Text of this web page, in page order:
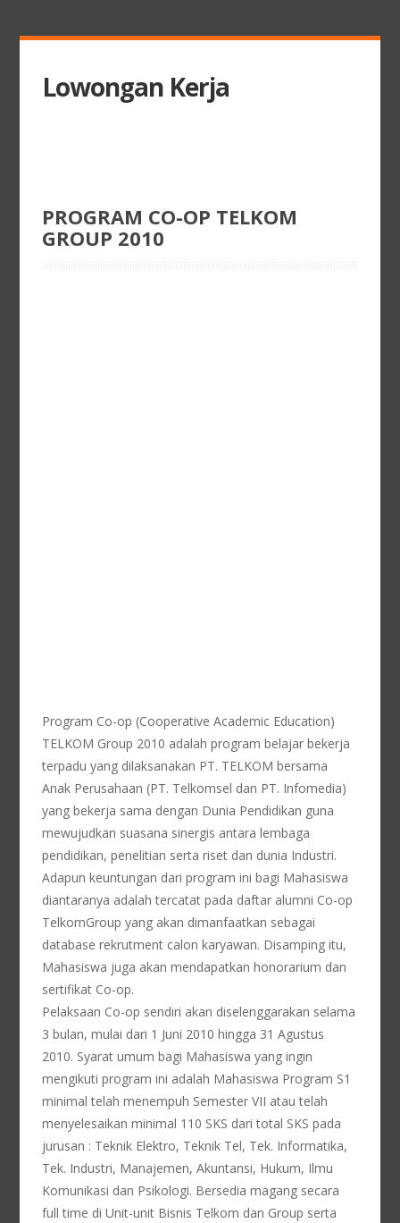
Lowongan Kerja
PROGRAM CO-OP TELKOM
GROUP 2010
Program Co-op (Cooperative Academic Education)
TELKOM Group 2010 adalah program belajar bekerja
terpadu yang dilaksanakan PT. TELKOM bersama
Anak Perusahaan (PT. Telkomsel dan PT. Infomedia)
yang bekerja sama dengan Dunia Pendidikan guna
mewujudkan suasana sinergis antara lembaga
pendidikan, penelitian serta riset dan dunia Industri.
Adapun keuntungan dari program ini bagi Mahasiswa
diantaranya adalah tercatat pada daftar alumni Co-op
TelkomGroup yang akan dimanfaatkan sebagai
database rekrutment calon karyawan. Disamping itu,
Mahasiswa juga akan mendapatkan honorarium dan
sertifikat Co-op.
Pelaksaan Co-op sendiri akan diselenggarakan selama
3 bulan, mulai dari 1 Juni 2010 hingga 31 Agustus
2010. Syarat umum bagi Mahasiswa yang ingin
mengikuti program ini adalah Mahasiswa Program S1
minimal telah menempuh Semester VII atau telah
menyelesaikan minimal 110 SKS dari total SKS pada
jurusan : Teknik Elektro, Teknik Tel, Tek. Informatika,
Tek. Industri, Manajemen, Akuntansi, Hukum, Ilmu
Komunikasi dan Psikologi. Bersedia magang secara
full time di Unit-unit Bisnis Telkom dan Group serta